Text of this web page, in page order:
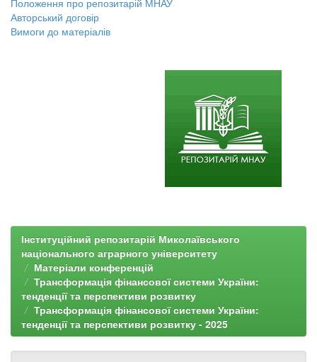
Положення про репозитарій МНАУ
Авторський договір
Вимоги до матеріалів
Інституційний репозитарій Миколаївського
національного аграрного університету
Матеріали конференцій
Трансформація фінансової системи України:
тенденції та перспективи розвитку
Трансформація фінансової системи України:
тенденції та перспективи розвитку - 2025